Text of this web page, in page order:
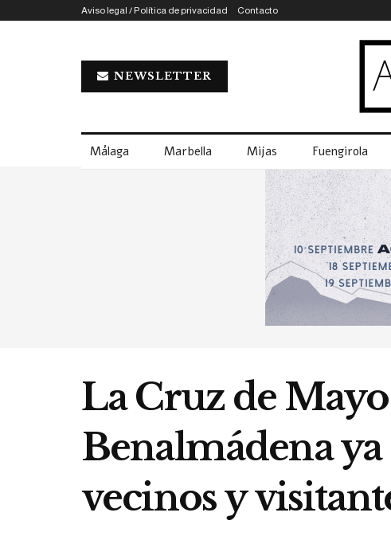
Aviso legal / Política de privacidad Contacto
NEWSLETTER
Málaga Marbella Mijas Fuengirola
La Cruz de
Benalmádena
vecinos y